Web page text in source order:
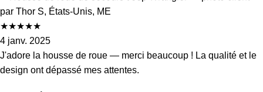
★★★★★
4 janv. 2025
J'adore la housse de roue — merci beaucoup ! La qualité et le
design ont dépassé mes attentes.